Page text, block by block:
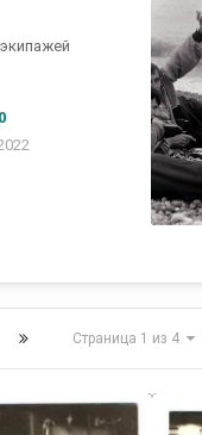
Страница 1 из 4